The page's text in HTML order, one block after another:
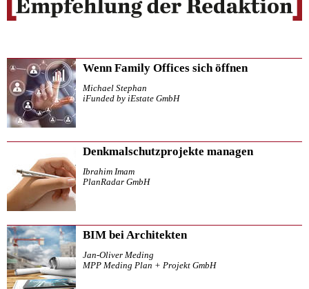
Wenn Family Offices sich öffnen
Michael Stephan
iFunded by iEstate GmbH
Denkmalschutzprojekte managen
Ibrahim Imam
PlanRadar GmbH
BIM bei Architekten
Jan-Oliver Meding
MPP Meding Plan + Projekt GmbH